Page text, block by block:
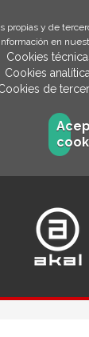
propias y de
en
Cookies
Cookies
de